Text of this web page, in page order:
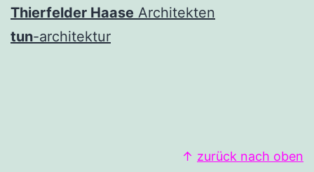
Thierfelder Haase Architekten
tun-architektur
↑ zurück nach oben